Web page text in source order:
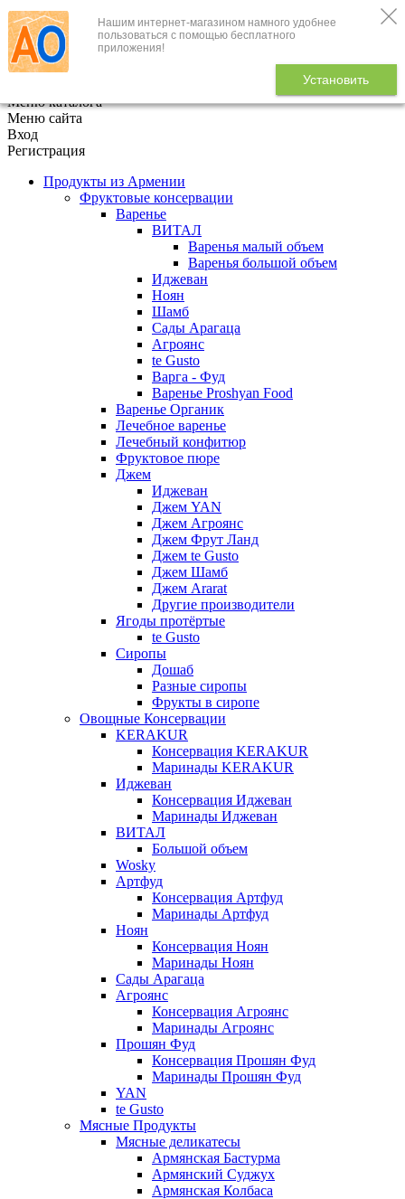
Нашим интернет-магазином намного удобнее
пользоваться с помощью бесплатного
приложения!
Установить
+7 (495) 646-888-1
В корзине
Меню каталога
Меню сайта
Вход
Регистрация
Продукты из Армении
Фруктовые консервации
Варенье
ВИТАЛ
Варенья малый объем
Варенья большой объем
Иджеван
Ноян
Шамб
Сады Арагаца
Агроянс
te Gusto
Варга - Фуд
Варенье Proshyan Food
Варенье Органик
Лечебное варенье
Лечебный конфитюр
Фруктовое пюре
Джем
Иджеван
Джем YAN
Джем Агроянс
Джем Фрут Ланд
Джем te Gusto
Джем Шамб
Джем Ararat
Другие производители
Ягоды протёртые
te Gusto
Сиропы
Дошаб
Разные сиропы
Фрукты в сиропе
Овощные Консервации
KERAKUR
Консервация KERAKUR
Маринады KERAKUR
Иджеван
Консервация Иджеван
Маринады Иджеван
ВИТАЛ
Большой объем
Wosky
Артфуд
Консервация Артфуд
Маринады Артфуд
Ноян
Консервация Ноян
Маринады Ноян
Сады Арагаца
Агроянс
Консервация Агроянс
Маринады Агроянс
Прошян Фуд
Консервация Прошян Фуд
Маринады Прошян Фуд
YAN
te Gusto
Мясные Продукты
Мясные деликатесы
Армянская Бастурма
Армянский Суджух
Армянская Колбаса